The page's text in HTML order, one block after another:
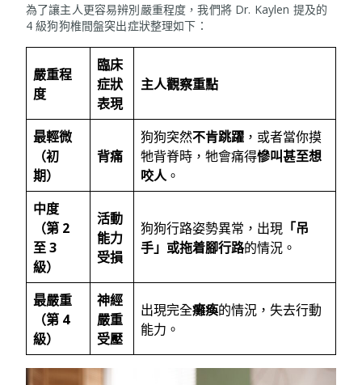
為了讓主人更容易辨別嚴重程度，我們將 Dr. Kaylen 提及的
4 級狗狗椎間盤突出症狀整理如下：
嚴重程
度
臨床
症狀
表現
主人觀察重點
最輕微
（初
期）
背痛
狗狗突然不肯跳躍 ，或者當你摸
牠背脊時，牠會痛得慘叫甚至想
咬人。
中度
（第 2
至 3
級）
活動
能力
受損
狗狗行路姿勢異常，出現 「吊
手」或拖着腳行路的情況。
最嚴重
（第 4
級）
神經
嚴重
受壓
出現完全癱瘓的情況，失去行動
能力。